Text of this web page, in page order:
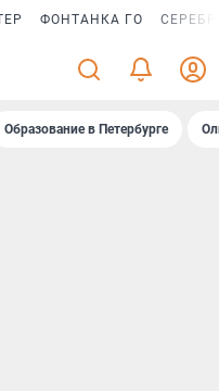
ФОНТАНКА ГО
Образование в Петербурге